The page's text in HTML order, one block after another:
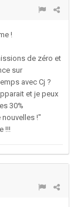
!
de zéro et
sur
avec Cj ?
et je peux
30%
!"
!!!